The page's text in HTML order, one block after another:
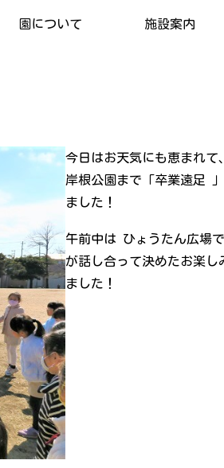
園について 施設案内
今日はお天気にも恵まれて
岸根公園まで「卒業遠足
ました！
午前中は ひょうたん広場
が話し合って決めたお楽し
ました！